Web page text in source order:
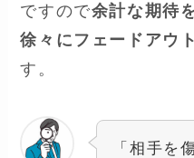
ですので余計な期待
徐々にフェードアウ
す。
「相手を